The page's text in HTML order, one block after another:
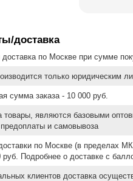
доставка
доставка по Москве при сумме
только юридическим
сумма заказа - 10 000 руб.
товары, являются базовыми
и самовывоза
по Москве (в пределах
Подробнее о доставке с
клиентов доставка